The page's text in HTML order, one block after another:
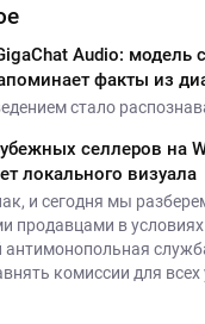
Audio: модель
факты из
стало
селлеров на
локального визуала
и сегодня мы
продавцами в
антимонопольная
комиссии для